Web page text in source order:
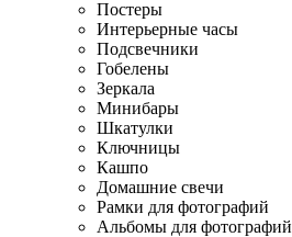
Постеры
Интерьерные часы
Подсвечники
Гобелены
Зеркала
Минибары
Шкатулки
Ключницы
Кашпо
Домашние свечи
Рамки для фотографий
Альбомы для фотографий